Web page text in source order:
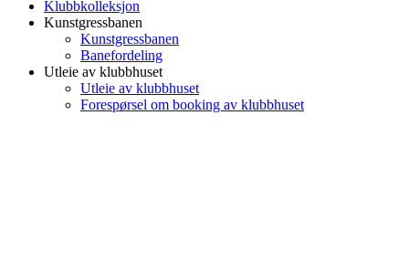
Klubbkolleksjon
Kunstgressbanen
Kunstgressbanen
Banefordeling
Utleie av klubbhuset
Utleie av klubbhuset
Forespørsel om booking av klubbhuset